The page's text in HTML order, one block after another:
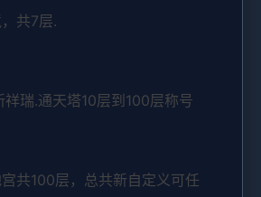
共7层.
瑞.通天塔10层到100层称号
共100层，总共新自定义可任